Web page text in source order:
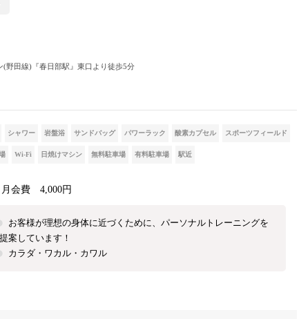
野田線)『春日部駅』東口より徒歩5分
シャワー 岩盤浴 サンドバッグ パワーラック 酸素カプセル スポーツフィールド
Wi-Fi 日焼けマシン 無料駐車場 有料駐車場 駅近
月会費 4,000円
お客様が理想の身体に近づくために、パーソナルトレーニングを
案しています！
カラダ・ワカル・カワル